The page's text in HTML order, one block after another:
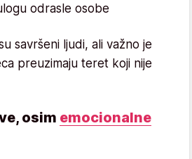
odrasle osobe
savršeni ljudi, ali važno je
preuzimaju teret koji nije
osim emocionalne